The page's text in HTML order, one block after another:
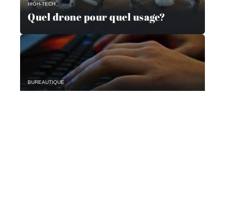
HIGH-TECH
Quel drone pour quel usage?
BUREAUTIQUE
Quels sont les critères principaux